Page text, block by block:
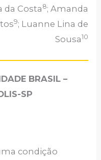
da Costa 8; Amanda
9; Luanne Lina de
Sousa10
BRASIL –
SP
condição